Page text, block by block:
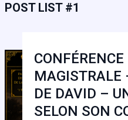
POST LIST #1
CONFÉRENCE
MAGISTRALE
DE DAVID –
SELON SON